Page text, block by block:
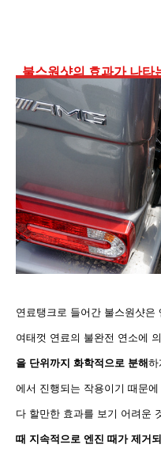
불스원샷의 효과가 나타
연료탱크로 들어간 불스원샷은
여태껏 연료의 불완전 연소에
을 단위까지 화학적으로 분해하
에서 진행되는 작용이기 때문
다 할만한 효과를 보기 어려운
때 지속적으로 엔진 때가 제거